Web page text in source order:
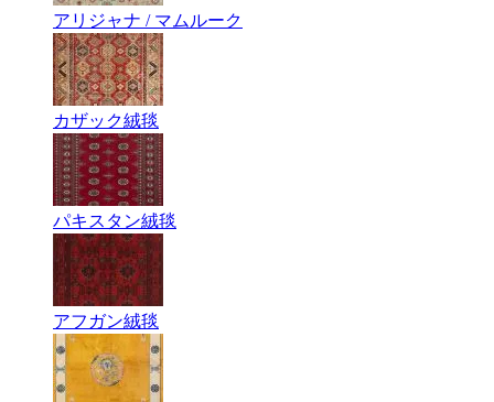
アリジャナ / マムルーク
カザック絨毯
パキスタン絨毯
アフガン絨毯